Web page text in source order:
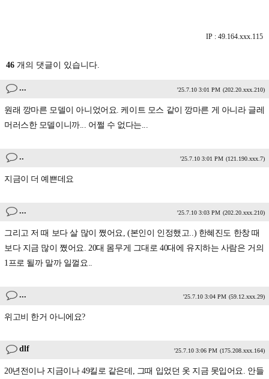
IP : 49.164.xxx.115
46 개의 댓글이 있습니다.
... '25.7.10 3:01 PM (202.20.xxx.210)
원래 깡마른 모델이 아니었어요. 케이트 모스 같이 깡마른 게 아니라 글레
머러스한 모델이니까... 어쩔 수 없다는...
.. '25.7.10 3:01 PM (121.190.xxx.7)
지금이 더 예쁜데요
... '25.7.10 3:03 PM (202.20.xxx.210)
그리고 저 때 보다 살 많이 쪘어요, (본인이 인정했고..) 한혜진도 한창 때
보다 지금 많이 쪘어요. 20대 몸무게 그대로 40대에 유지하는 사람은 거의
1프로 될까 말까 일껄요..
... '25.7.10 3:04 PM (59.12.xxx.29)
위고비 한거 아니에요?
dlf '25.7.10 3:06 PM (175.208.xxx.164)
20년전이나 지금이나 49킬로 같은데, 그때 입었던 옷 지금 못입어요. 안들